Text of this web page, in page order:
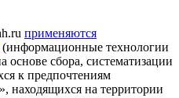
применяются
(информационные технологии
сбора, систематизации
к предпочтениям
находящихся на территории